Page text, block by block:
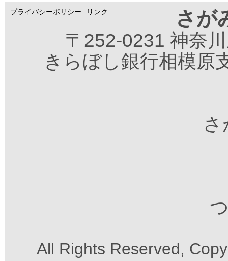
プライバシーポリシー リンク さが
〒252-0231 神奈
きらぼし銀行相模原
All Rights Reserved,